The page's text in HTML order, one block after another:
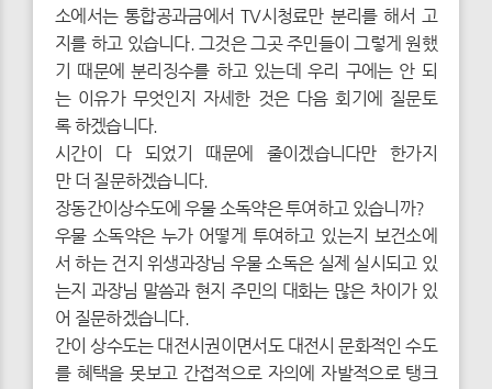
소에서는 통합공과금에서 TV시청료만 분리를 해서 고
지를 하고 있습니다. 그것은 그곳 주민들이 그렇게 원했
기 때문에 분리징수를 하고 있는데 우리 구에는 안 되
는 이유가 무엇인지 자세한 것은 다음 회기에 질문토
록 하겠습니다.
시간이 다 되었기 때문에 줄이겠습니다만 한가지
만 더 질문하겠습니다.
장동간이상수도에 우물 소독약은 투여하고 있습니까?
우물 소독약은 누가 어떻게 투여하고 있는지 보건소에
서 하는 건지 위생과장님 우물 소독은 실제 실시되고 있
는지 과장님 말씀과 현지 주민의 대화는 많은 차이가 있
어 질문하겠습니다.
간이 상수도는 대전시권이면서도 대전시 문화적인 수도
를 혜택을 못보고 간접적으로 자의에 자발적으로 탱크